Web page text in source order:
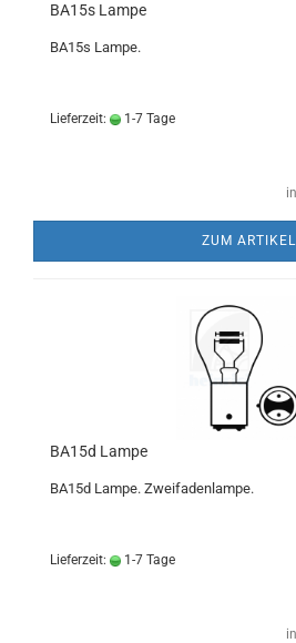
BA15s Lampe
BA15s Lampe.
Lieferzeit: 1-7 Tage
ZUM ARTIKEL
BA15d Lampe
BA15d Lampe. Zweifadenlampe.
Lieferzeit: 1-7 Tage